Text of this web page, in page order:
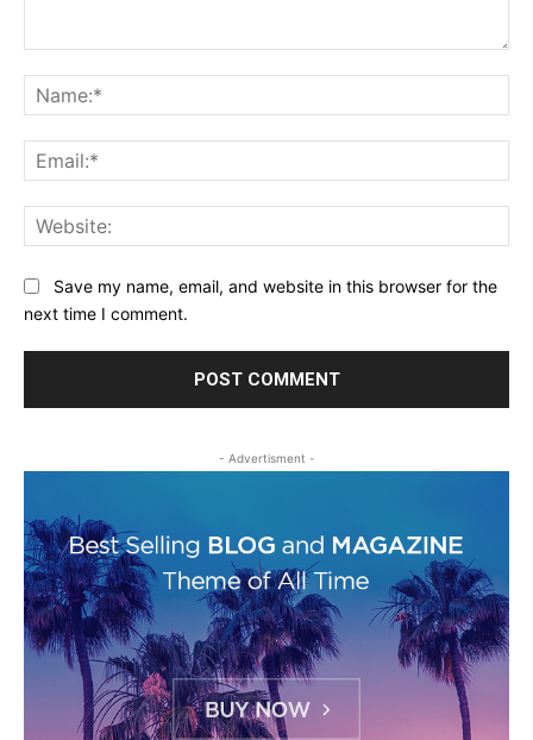
Save my name, email, and website in this browser for the
next time I comment.
- Advertisment -